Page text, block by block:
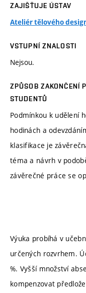
ZAJIŠŤUJE ÚSTAV
Ateliér tělového
VSTUPNÍ ZNALOSTI
Nejsou.
ZPŮSOB ZAKONČENÍ
STUDENTŮ
Podmínkou k udělení
hodinách a
klasifikace je
téma a návrh v
závěrečné práce se
Výuka probíhá v
určených rozvrhem.
%. Vyšší množství
kompenzovat